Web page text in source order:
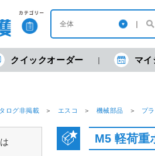
クイックオーダー マイ
ログ非掲載 エスコ 機械部品 プ
M5 軽荷重